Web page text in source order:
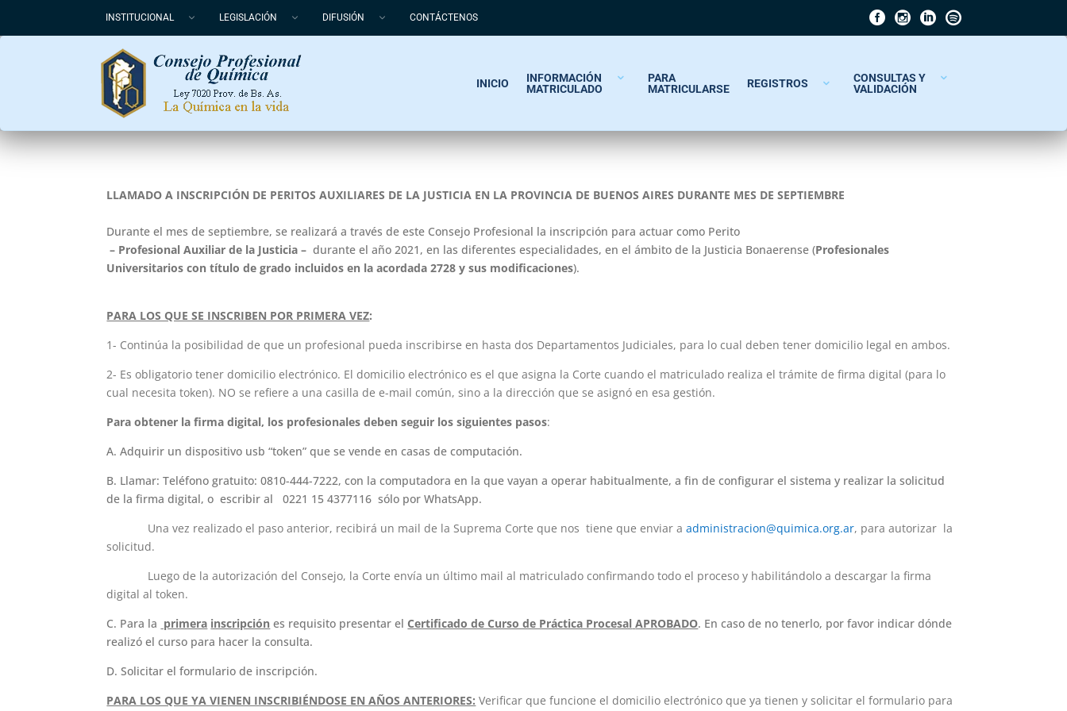
INSTITUCIONAL LEGISLACIÓN DIFUSIÓN CONTÁCTENOS
INICIO
INFORMACIÓN
MATRICULADO
PARA
MATRICULARSE
REGISTROS
CONSULTAS Y
VALIDACIÓN
LLAMADO A INSCRIPCIÓN DE PERITOS AUXILIARES DE LA JUSTICIA EN LA PROVINCIA DE BUENOS AIRES DURANTE MES DE SEPTIEMBRE
Durante el mes de septiembre, se realizará a través de este Consejo Profesional la inscripción para actuar como Perito
– Profesional Auxiliar de la Justicia – durante el año 2021, en las diferentes especialidades, en el ámbito de la Justicia Bonaerense (Profesionales
Universitarios con título de grado incluidos en la acordada 2728 y sus modificaciones).
PARA LOS QUE SE INSCRIBEN POR PRIMERA VEZ:
1- Continúa la posibilidad de que un profesional pueda inscribirse en hasta dos Departamentos Judiciales, para lo cual deben tener domicilio legal en ambos.
2- Es obligatorio tener domicilio electrónico. El domicilio electrónico es el que asigna la Corte cuando el matriculado realiza el trámite de firma digital (para lo
cual necesita token). NO se refiere a una casilla de e-mail común, sino a la dirección que se asignó en esa gestión.
Para obtener la firma digital, los profesionales deben seguir los siguientes pasos:
A. Adquirir un dispositivo usb “token” que se vende en casas de computación.
B. Llamar: Teléfono gratuito: 0810-444-7222, con la computadora en la que vayan a operar habitualmente, a fin de configurar el sistema y realizar la solicitud
de la firma digital, o escribir al
0221 15 4377116 sólo por WhatsApp.
Una vez realizado el paso anterior, recibirá un mail de la Suprema Corte que nos tiene que enviar a administracion@quimica.org.ar, para autorizar la
solicitud.
Luego de la autorización del Consejo, la Corte envía un último mail al matriculado confirmando todo el proceso y habilitándolo a descargar la firma
digital al token.
C. Para la primera inscripción es requisito presentar el Certificado de Curso de Práctica Procesal APROBADO. En caso de no tenerlo, por favor indicar dónde
realizó el curso para hacer la consulta.
D. Solicitar el formulario de inscripción.
PARA LOS QUE YA VIENEN INSCRIBIÉNDOSE EN AÑOS ANTERIORES: Verificar que funcione el domicilio electrónico que ya tienen y solicitar el formulario para